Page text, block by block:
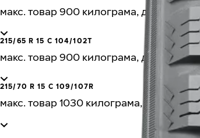
макс. товар 900 килограма, до 170 км / ч
215/65 R 15 C 104/102T
макс. товар 900 килограма, до 190 км /
215/70 R 15 C 109/107R
макс. товар 1030 килограма, до 170 км /